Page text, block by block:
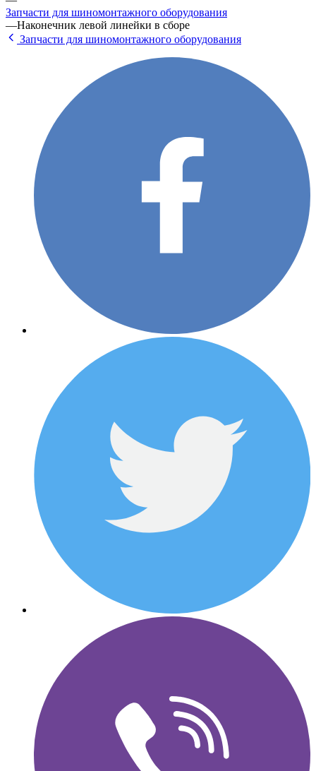
Запчасти для шиномонтажного оборудования
—Наконечник левой линейки в сборе
Запчасти для шиномонтажного оборудования